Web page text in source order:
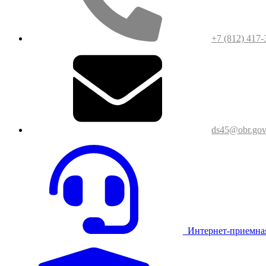
+7 (812) 417-
Интернет-